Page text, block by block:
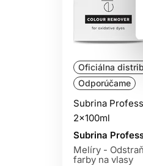
Oficiálna
Odporúčame
Subrina
2x100ml
Subrina
Melíry -
farby na vlasy